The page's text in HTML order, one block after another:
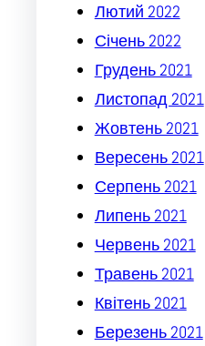
Лютий 2022
Січень 2022
Грудень 2021
Листопад 2021
Жовтень 2021
Вересень 2021
Серпень 2021
Липень 2021
Червень 2021
Травень 2021
Квітень 2021
Березень 2021